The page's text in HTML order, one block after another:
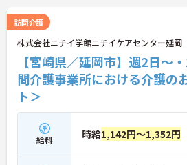
訪問介護
株式会社ニチイ学館ニチイケアセンター延岡
【宮崎県／延岡市】週2日～
問介護事業所における介護の
ト＞
給料 時給1,142円～1,352円